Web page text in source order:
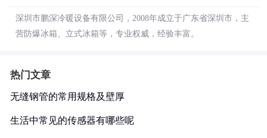
深圳市鹏深冷暖设备有限公司，2008年成立于广东省深圳市，主
营防爆冰箱、立式冰箱等，专业权威，经验丰富。
热门文章
无缝钢管的常用规格及壁厚
生活中常见的传感器有哪些呢